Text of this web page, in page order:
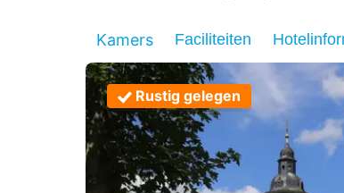
Kamers Faciliteiten
Rustig gelegen